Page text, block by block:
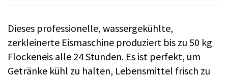
Dieses professionelle, wassergekühlte,
zerkleinerte Eismaschine produziert bis zu 50 kg
Flockeneis alle 24 Stunden. Es ist perfekt, um
Getränke kühl zu halten, Lebensmittel frisch zu